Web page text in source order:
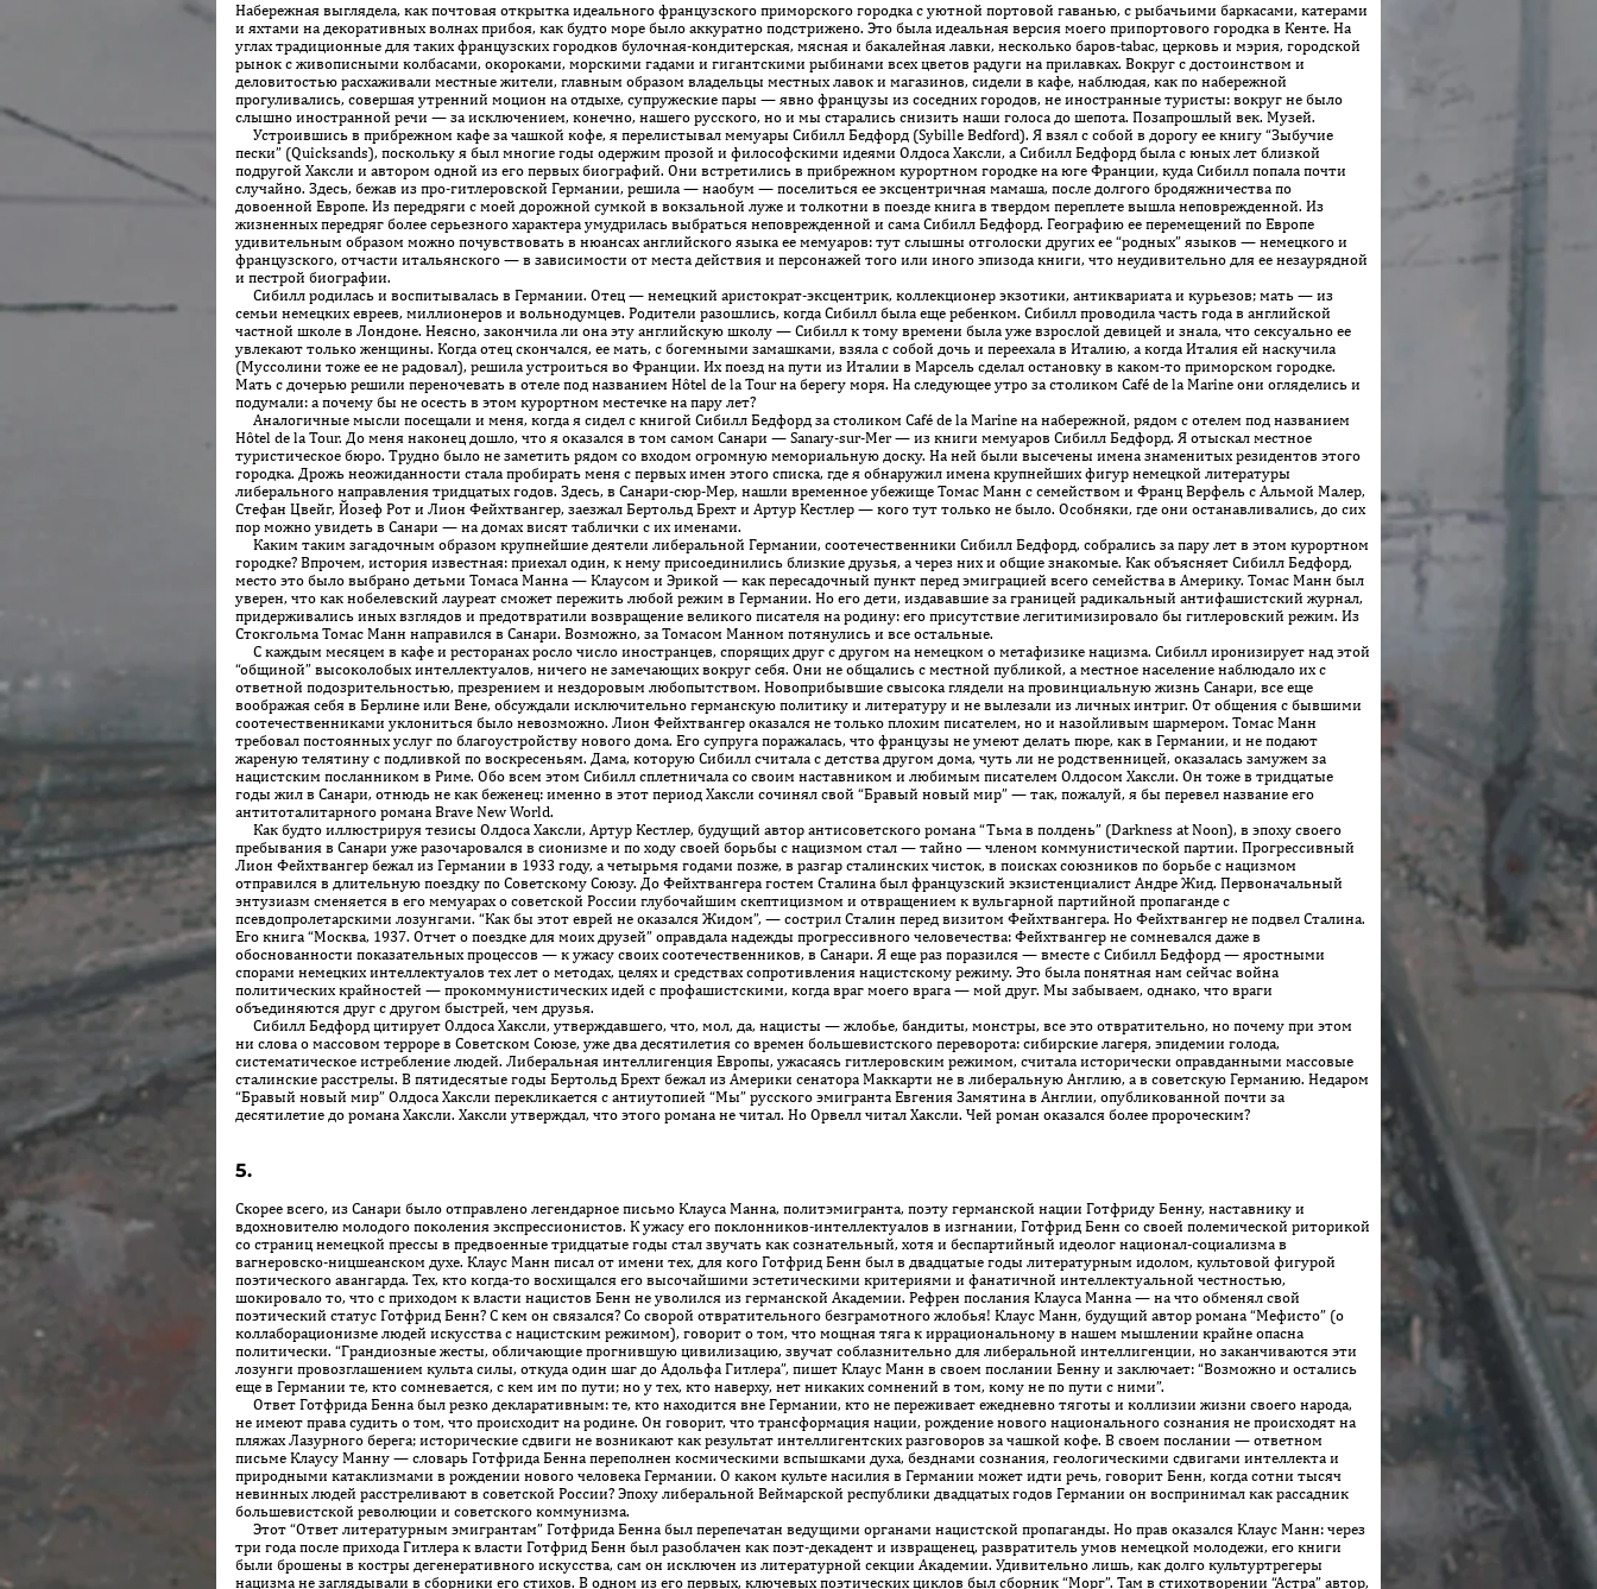
Набережная выглядела, как почтовая открытка идеального французского приморского городка с уютной портовой гаванью, с рыбачьими баркасами, катерами
и яхтами на декоративных волнах прибоя, как будто море было аккуратно подстрижено. Это была идеальная версия моего припортового городка в Кенте. На
углах традиционные для таких французских городков булочная-кондитерская, мясная и бакалейная лавки, несколько баров-tabac, церковь и мэрия, городской
рынок с живописными колбасами, окороками, морскими гадами и гигантскими рыбинами всех цветов радуги на прилавках. Вокруг с достоинством и
деловитостью расхаживали местные жители, главным образом владельцы местных лавок и магазинов, сидели в кафе, наблюдая, как по набережной
прогуливались, совершая утренний моцион на отдыхе, супружеские пары — явно французы из соседних городов, не иностранные туристы: вокруг не было
слышно иностранной речи — за ис­ключением, конечно, нашего русского, но и мы старались снизить наши голоса до шепота. Позапрошлый век. Музей.
Устроившись в прибрежном кафе за чашкой кофе, я перелисты­вал мемуары Сибилл Бедфорд (Sybille Bedford). Я взял с собой в дорогу ее книгу “Зыбучие
пески” (Quicksands), поскольку я был многие годы одержим прозой и философскими идеями Олдоса Хаксли, а Сибилл Бедфорд была с юных лет близкой
подругой Хаксли и автором одной из его первых биографий. Они встретились в прибрежном курортном городке на юге Франции, куда Сибилл попала почти
случайно. Здесь, бежав из про-гитлеровской Германии, решила — наобум — поселиться ее эксцентричная мамаша, пос­ле долгого бродяжничества по
довоенной Европе. Из передряги с моeй дорожной сумкой в вокзальной луже и толкотни в поезде книга в твердом переплете вышла неповрежденной. Из
жизненных передряг более серьезного характера умудрилась выбраться неповрежденной и сама Сибилл Бедфорд. Географию ее перемещений по Европе
удивительным образом можно почувствовать в нюансах английского языка ее мемуаров: тут слышны отголоски других ее “родных” языков — немецкого и
французского, отчасти итальянского — в зависимости от места действия и персонажей того или иного эпизода книги, что неудивительно для ее незаурядной
и пестрой биографии.
Сибилл родилась и воспитывалась в Германии. Отец — немецкий аристократ-эксцентрик, коллекционер экзотики, антиквариата и курьезов; мать — из
семьи немецких евреев, миллионеров и вольнодумцев. Родители разошлись, когда Сибилл была еще ребенком. Сибилл проводила часть года в английской
частной школе в Лондоне. Неясно, закончила ли она эту английскую школу — Сибилл к тому времени была уже взрослой девицей и знала, что сексуально ее
увлекают только женщины. Когда отец скончался, ее мать, с богемными замашками, взяла с собой дочь и переехала в Италию, а когда Италия ей наскучила
(Муссолини тоже ее не радовал), решила устроиться во Франции. Их поезд на пути из Италии в Марсель сделал остановку в каком-то приморском городке.
Мать с дочерью решили переночевать в отеле под названием Hô­tel de la Tour на берегу моря. На следующее утро за столиком Café de la Marine они огляделись и
подумали: а почему бы не осесть в этом курортном местечке на пару лет?
Аналогичные мысли посещали и меня, когда я сидел с книгой Сибилл Бедфорд за столиком Café de la Marine на набережной, рядом с отелем под названием
Hô­tel de la Tour. До меня наконец дошло, что я оказался в том самом Санари — Sanary-sur-Mer — из кни­ги мемуаров Сибилл Бедфорд. Я отыскал местное
туристическое бюро. Трудно было не заметить рядом со входом огромную мемориальную доску. На ней были высечены имена знаменитых резидентов этого
городка. Дрожь неожиданности стала пробирать меня с первых имен этого списка, где я обнаружил имена крупнейших фигур немецкой литературы
либерального направления тридцатых годов. Здесь, в Санари-сюр-Мер, нашли временное убежище Томас Манн с семейством и Франц Верфель с Альмой Малер,
Стефан Цвейг, Йозеф Рот и Лион Фейхтвангер, заезжал Бертольд Брехт и Артур Кeстлер — кого тут только не было. Особняки, где они останавливались, до сих
пор можно увидеть в Санари — на домах висят таблички с их именами.
Каким таким загадочным образом крупнейшие деятели либеральной Германии, соотечественники Сибилл Бедфорд, собрались за пару лет в этом курортном
городке? Впрочем, история известная: приехал один, к нему присоединились близкие друзья, а через них и общие знакомые. Как объясняет Сибилл Бедфорд,
место это было выбрано детьми Томаса Манна — Клаусом и Эрикой — как пересадочный пункт перед эмиграцией всего семейства в Америку. Томас Манн был
уверен, что как нобелевский лауреат сможет пережить любой режим в Германии. Но его дети, издававшие за границей радикальный антифашистский журнал,
придерживались иных взглядов и предотвратили возвращение великого писателя на родину: его присутствие легитимизировало бы гитлеровский режим. Из
Стокгольма Томас Манн направился в Санари. Возможно, за Томасом Манном потянулись и все остальные.
С каждым месяцем в кафе и ресторанах росло число иностранцев, спорящих друг с другом на немецком о метафизике нацизма. Сибилл иронизирует над этой
“общиной” высоколобых интеллектуалов, ничего не замечающих вокруг себя. Они не общались с местной публикой, а местное население наблюдало их с
ответной подозрительностью, презрением и нездоровым любопытством. Новоприбывшие свысока глядели на провинциальную жизнь Санари, все еще
воображая себя в Берлине или Вене, обсуждали исключительно германскую политику и литературу и не вылезали из личных интриг. От общения с бывшими
соотечественниками уклониться было невозможно. Лион Фейхтвангер оказался не только плохим писателем, но и назойливым шармером. Томас Манн
требовал постоянных услуг по благоустройству но­вого дома. Его супруга поражалась, что французы не умеют делать пюре, как в Германии, и не подают
жареную телятину с подливкой по воскресеньям. Дама, которую Сибилл считала с детства другом дома, чуть ли не родственницей, оказалась замужем за
нацистским посланником в Риме. Обо всем этом Сибилл сплетничала со своим наставником и любимым писателем Олдосом Хаксли. Он тоже в тридцатые
годы жил в Санари, отнюдь не как беженец: именно в этот период Хаксли сочинял свой “Бравый новый мир” — так, пожалуй, я бы перевел название его
антитоталитарного романа Brave New World.
Как будто иллюстрируя тезисы Олдоса Хаксли, Артур Кестлер, будущий автор антисоветского романа “Тьма в полдень” (Darkness at Noon), в эпоху своего
пребывания в Санари уже разочаровался в сионизме и по ходу своей борьбы с нацизмом стал — тайно — членом коммунистической партии. Прогрессивный
Лион Фейхт­вангер бежал из Германии в 1933 году, а четырьмя годами позже, в разгар сталинских чисток, в поисках союзников по борьбе с нацизмом
отправился в длительную поездку по Советскому Союзу. До Фейхтвангера гостем Сталина был французский экзистен­циалист Андре Жид. Первоначальный
энтузиазм сменяется в его мемуарах о советской России глубочайшим скептицизмом и отвращением к вульгарной партийной пропаганде с
псевдопролетарскими лозунгами. “Как бы этот еврей не оказался Жидом”, — сострил Сталин перед визитом Фейхтвангера. Но Фейхтвангер не подвел Сталина.
Его книга “Москва, 1937. Отчет о поездке для моих друзей” оправдала надежды прогрессивного человечества: Фейхт­вангер не сомневался даже в
обоснованности показательных процессов — к ужасу своих соотечественников, в Санари. Я еще раз поразился — вместе с Сибилл Бедфорд — яростными
спорами немецких интеллектуалов тех лет о методах, целях и средствах сопротивления нацистскому режиму. Это была понятная нам сейчас война
политических крайностей — прокоммунистических идей с профашистскими, когда враг моего врага — мой друг. Мы забываем, однако, что враги
объединяются друг с другом быстрей, чем друзья.
Сибилл Бедфорд цитирует Олдоса Хаксли, утверждавшего, что, мол, да, нацисты — жлобье, бандиты, монстры, все это отвратительно, но почему при этом
ни слова о массовом терроре в Советском Союзе, уже два десятилетия со времен большевистского переворота: сибирские лагеря, эпидемии голода,
систематическое истребление людей. Либеральная интеллигенция Европы, ужасаясь гитлеровским режимом, считала исторически оправданными массовые
сталинские расстрелы. В пятидесятые годы Бертольд Брехт бежал из Америки сенатора Маккарти не в либеральную Англию, а в советскую Германию. Недаром
“Бравый новый мир” Олдоса Хаксли перекликается с антиутопией “Мы” русского эмигранта Евгения Замятина в Англии, опубликованной почти за
десятилетие до романа Хаксли. Хаксли утверждал, что этого романа не читал. Но Орвелл читал Хаксли. Чей роман оказался более пророческим?
5.
Скорее всего, из Санари было отправлено легендарное письмо Клауса Манна, политэмигранта, поэту германской нации Гот­фри­ду Бенну, наставнику и
вдохновителю молодого поколения экспрессионистов. К ужасу его поклонников-интеллектуалов в изгнании, Готфрид Бенн со своей полемической риторикой
со страниц немецкой прессы в предвоенные тридцатые годы стал звучать как сознательный, хотя и беспартийный идеолог национал-социализма в
вагнеровско-ницшеанском духе. Клаус Манн писал от имени тех, для кого Готфрид Бенн был в двадцатые годы литературным идолом, культовой фигурой
поэтического авангарда. Тех, кто когда-то восхищался его высочайшими эстетическими критериями и фанатичной интеллектуальной честностью,
шокировало то, что с приходом к власти нацистов Бенн не уволился из германской Академии. Рефрен послания Клауса Манна — на что обменял свой
поэтический статус Готфрид Бенн? С кем он связался? Со сворой отвратительного безграмотного жлобья! Клаус Манн, будущий автор романа “Мефисто” (о
коллаборационизме людей искусства с нацистским режимом), говорит о том, что мощная тяга к иррациональному в нашем мышлении крайне опасна
политически. “Грандиозные жесты, обличающие прогнившую цивилизацию, звучат соблазнительно для либеральной интеллигенции, но заканчиваются эти
лозунги провозглашением культа силы, откуда один шаг до Адольфа Гитлера”, пишет Клаус Манн в своем послании Бенну и заключает: “Возможно и остались
еще в Германии те, кто сомневается, с кем им по пути; но у тех, кто наверху, нет никаких сомнений в том, кому не по пути с ними”.
Ответ Готфрида Бенна был резко декларативным: те, кто находится вне Германии, кто не переживает ежедневно тяготы и коллизии жизни своего народа,
не имеют права судить о том, что происходит на родине. Он говорит, что трансформация нации, рождение нового национального сознания не происходят на
пляжах Лазурного берега; исторические сдвиги не возникают как результат интеллигентских разговоров за чашкой кофе. В своем послании — ответном
письме Клаусу Манну — словарь Готфрида Бенна переполнен космическими вспышками духа, безднами сознания, геологическими сдвигами интеллекта и
природными катаклизмами в рождении нового человека Германии. О каком культе насилия в Германии может идти речь, говорит Бенн, когда сотни тысяч
невинных людей расстреливают в советской России? Эпоху либеральной Веймарской республики двадцатых годов Германии он воспринимал как рассадник
большевистской революции и советского коммунизма.
Этот “Ответ литературным эмигрантам” Готфрида Бенна был перепечатан ведущими органами нацистской пропаганды. Но прав оказался Клаус Манн: через
три года после прихода Гитлера к власти Готфрид Бенн был разоблачен как поэт-декадент и извращенец, развратитель умов немецкой молодежи, его книги
были брошены в костры дегенеративного искусства, сам он исключен из литературной секции Академии. Удивительно лишь, как долго культуртрегеры
нацизма не заглядывали в сборники его стихов. В одном из его первых, ключевых поэтических циклов был сборник “Морг”. Там в стихотворении “Астра” автор,